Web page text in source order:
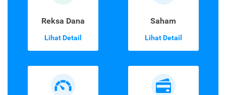
Reksa Dana
Lihat Detail
Saham
Lihat Detail